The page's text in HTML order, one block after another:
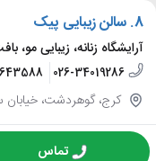
8. سالن زیبایی پیک
آرایشگاه زنانه، زیبایی مو،
026-34019286
کرج، گوهردشت، خیابان
تماس